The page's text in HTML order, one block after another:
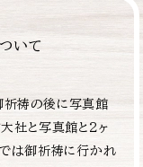
いて
祈祷の後に写真館
大社と写真館と2ヶ
では御祈祷に行かれ